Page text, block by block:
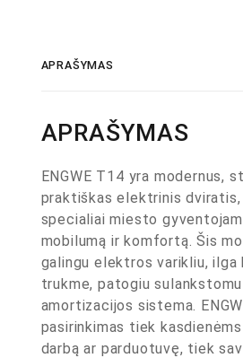
APRAŠYMAS
APRAŠYMAS
ENGWE T14 yra modernus,
praktiškas elektrinis dviratis,
specialiai miesto
mobilumą ir komfortą. Šis
galingu elektros varikliu, ilga
trukme, patogiu
amortizacijos sistema.
pasirinkimas tiek
darbą ar parduotuvę, tiek